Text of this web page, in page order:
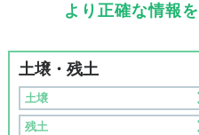
より正確な情報
土壌・残土
土壌
残土